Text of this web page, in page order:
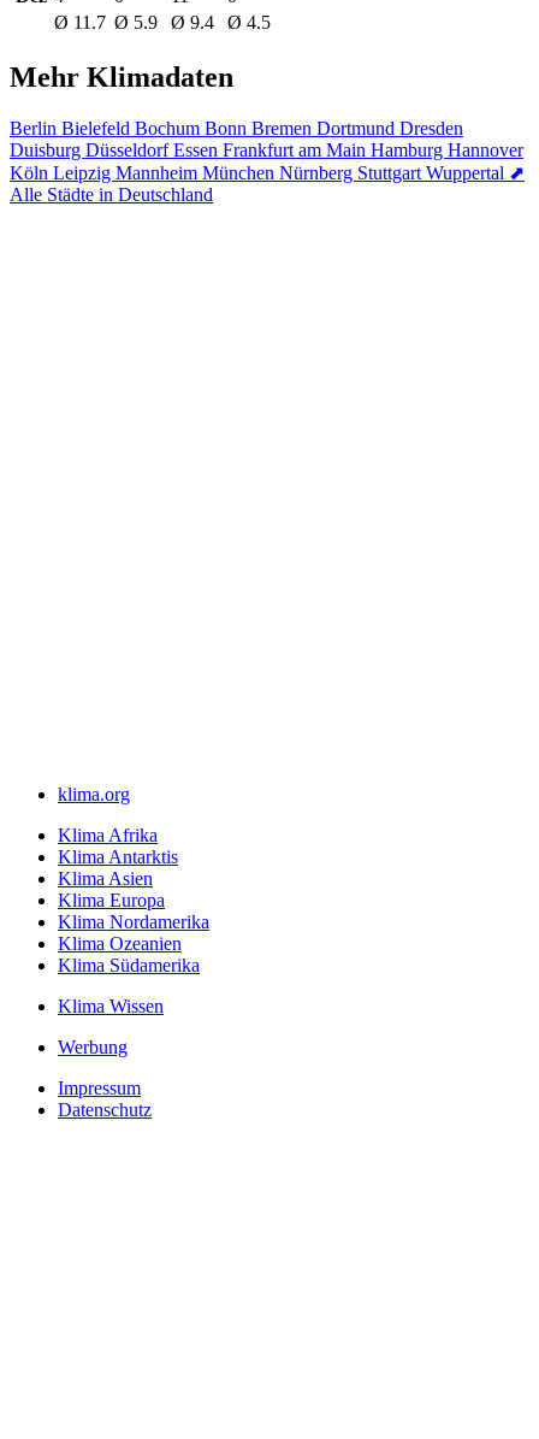
Ø 11.7 Ø 5.9 Ø 9.4 Ø 4.5
Mehr Klimadaten
Berlin Bielefeld Bochum Bonn Bremen Dortmund Dresden
Duisburg DüsseldorfEssen Frankfurt am Main Hamburg Hannover
Köln Leipzig Mannheim München Nürnberg Stuttgart Wuppertal ⬈
Alle Städte in Deutschland
klima.org
Klima Afrika
Klima Antarktis
Klima Asien
Klima Europa
Klima Nordamerika
Klima Ozeanien
Klima Südamerika
Klima Wissen
Werbung
Impressum
Datenschutz